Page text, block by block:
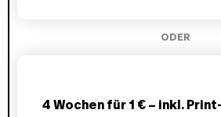
ODER
4 Wochen für 1 € – inkl.